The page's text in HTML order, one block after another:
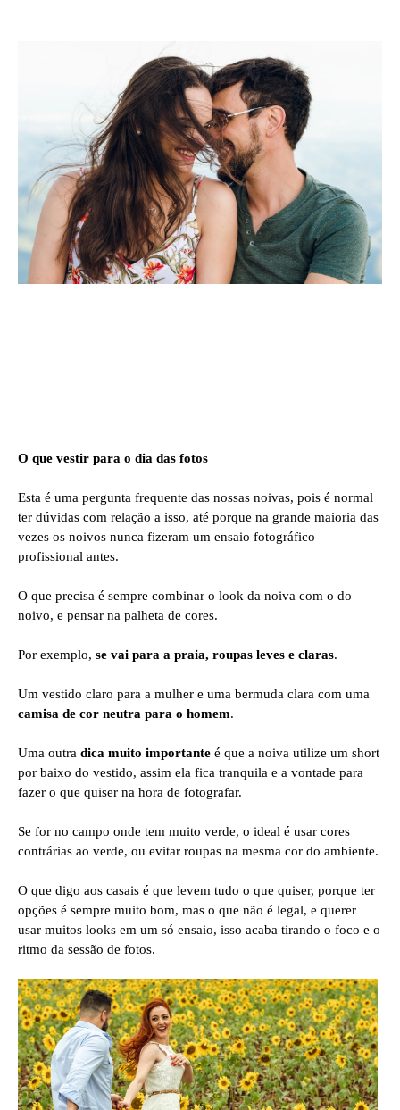
O que vestir para o dia das fotos
Esta é uma pergunta frequente das nossas noivas, pois é normal
ter dúvidas com relação a isso, até porque na grande maioria das
vezes os noivos nunca fizeram um ensaio fotográfico
profissional antes.
O que precisa é sempre combinar o look da noiva com o do
noivo, e pensar na palheta de cores.
Por exemplo, se vai para a praia, roupas leves e claras.
Um vestido claro para a mulher e uma bermuda clara com uma
camisa de cor neutra para o homem.
Uma outra dica muito importante é que a noiva utilize um short
por baixo do vestido, assim ela fica tranquila e a vontade para
fazer o que quiser na hora de fotografar.
Se for no campo onde tem muito verde, o ideal é usar cores
contrárias ao verde, ou evitar roupas na mesma cor do ambiente.
O que digo aos casais é que levem tudo o que quiser, porque ter
opções é sempre muito bom, mas o que não é legal, e querer
usar muitos looks em um só ensaio, isso acaba tirando o foco e o
ritmo da sessão de fotos.